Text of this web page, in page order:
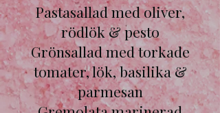
Pastasallad med oliver,
rödlök & pesto
Grönsallad med torkade
tomater, lök, basilika &
parmesan